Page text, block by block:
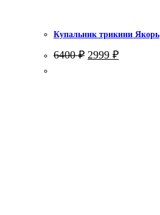
Купальник трикини Якорь
6400₽ Первоначальная
цена
2999 ₽Текущая
цена: